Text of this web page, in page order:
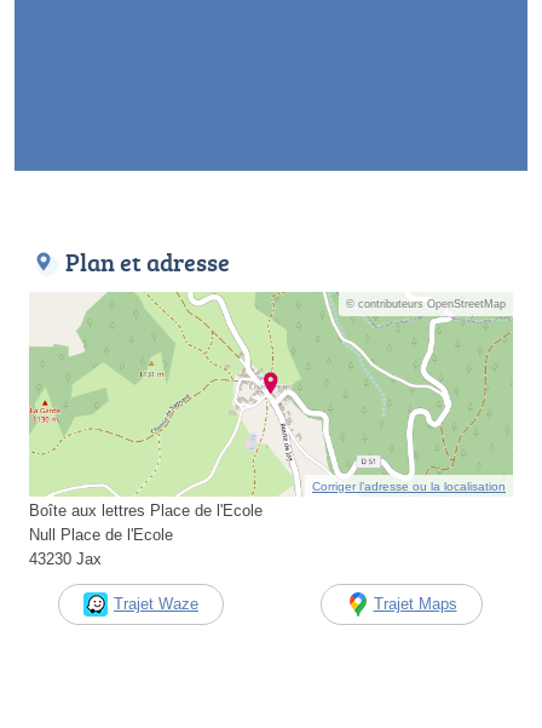
Plan et adresse
© contributeurs OpenStreetMap
Corriger l’adresse ou la localisation
Boîte aux lettres Place de l'Ecole
Null Place de l'Ecole
43230 Jax
Trajet Waze Trajet Maps